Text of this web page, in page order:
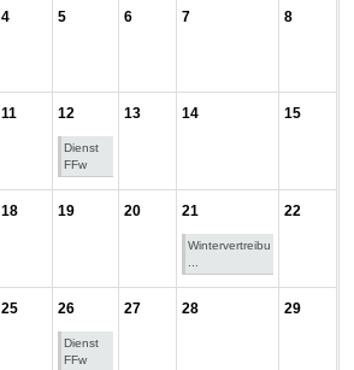
4 5 6 7 8
11 12
Dienst
FFw
13 14 15
18 19 20 21
Wintervertreibu
...
22
25 26
Dienst
FFw
27 28 29